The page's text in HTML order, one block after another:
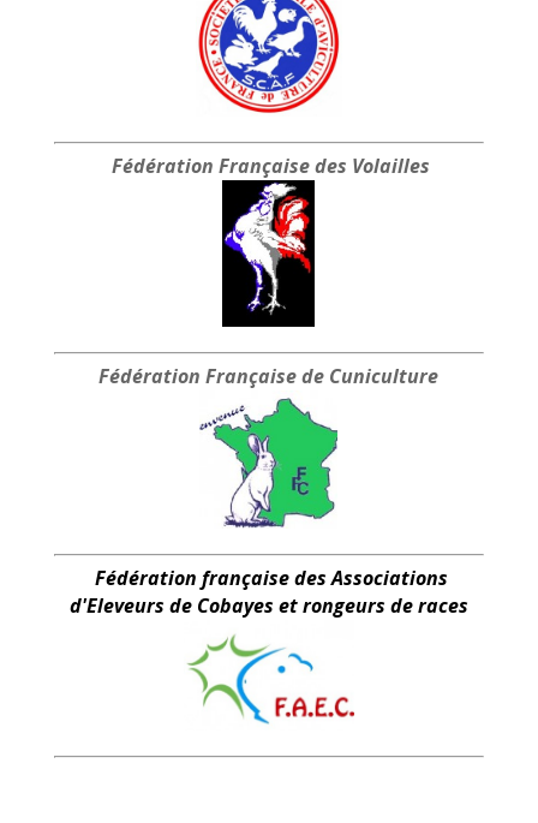
Fédération Française des Volailles
Fédération Française de Cuniculture
Fédération française des Associations
d'Eleveurs de Cobayes et rongeurs de races